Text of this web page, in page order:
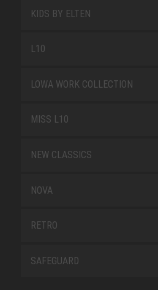
KIDS BY ELTEN
L10
LOWA WORK COLLECTION
MISS L10
NEW CLASSICS
NOVA
RETRO
SAFEGUARD